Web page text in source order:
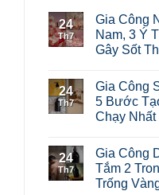
24
Th7
Gia Công
Nam, 3 Ý
Gây Sốt
24
Th7
Gia Công
5 Bước
Chạy Nhất
24
Th7
Gia Công
Tắm 2
Trống